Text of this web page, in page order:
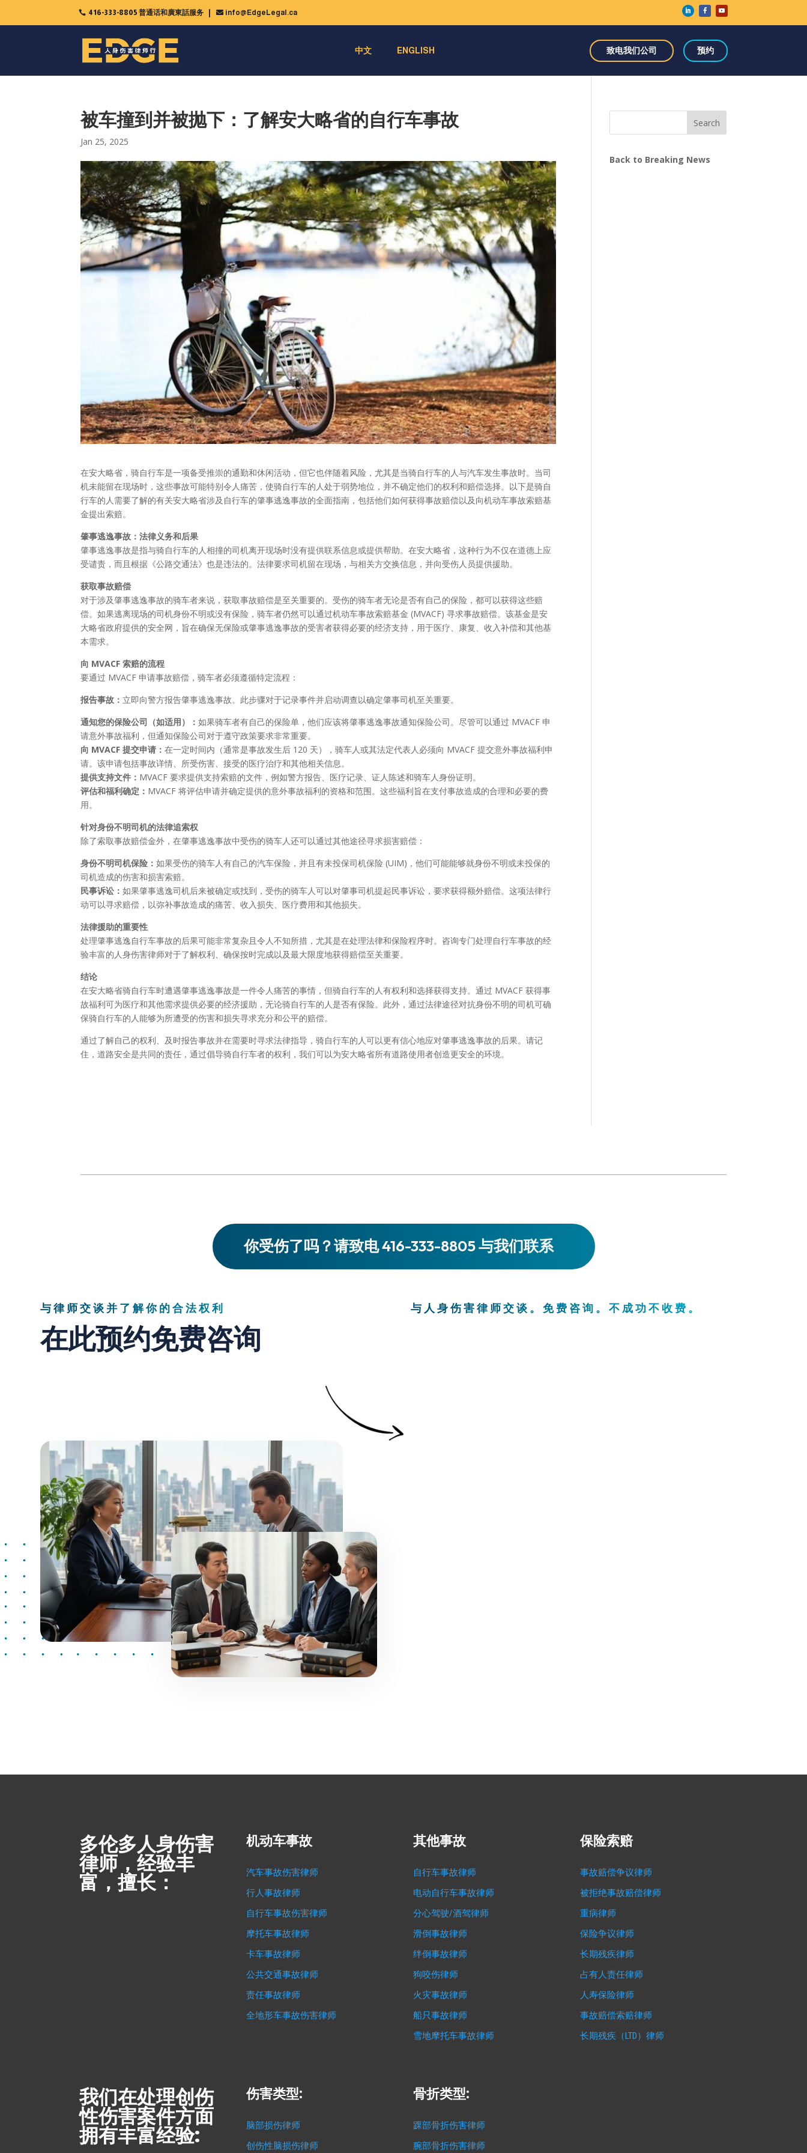
416-333-8805 普通话和廣東話服务  info@EdgeLegal.ca
中文 ENGLISH 致电我们公司 预约
被车撞到并被抛下：了解安大略省的自行车事故
Jan 25, 2025
在安大略省，骑自行车是一项备受推崇的通勤和休闲活动，但它也伴随着风险，尤其是当骑自行车的人与汽车发生事故时。当司
机未能留在现场时，这些事故可能特别令人痛苦，使骑自行车的人处于弱势地位，并不确定他们的权利和赔偿选择。以下是骑自
行车的人需要了解的有关安大略省涉及自行车的肇事逃逸事故的全面指南，包括他们如何获得事故赔偿以及向机动车事故索赔基
金提出索赔。
肇事逃逸事故：法律义务和后果
肇事逃逸事故是指与骑自行车的人相撞的司机离开现场时没有提供联系信息或提供帮助。在安大略省，这种行为不仅在道德上应
受谴责，而且根据《公路交通法》也是违法的。法律要求司机留在现场，与相关方交换信息，并向受伤人员提供援助。
获取事故赔偿
对于涉及肇事逃逸事故的骑车者来说，获取事故赔偿是至关重要的。受伤的骑车者无论是否有自己的保险，都可以获得这些赔
偿。如果逃离现场的司机身份不明或没有保险，骑车者仍然可以通过机动车事故索赔基金 (MVACF) 寻求事故赔偿。该基金是安
大略省政府提供的安全网，旨在确保无保险或肇事逃逸事故的受害者获得必要的经济支持，用于医疗、康复、收入补偿和其他基
本需求。
向 MVACF 索赔的流程
要通过 MVACF 申请事故赔偿，骑车者必须遵循特定流程：
报告事故： 立即向警方报告肇事逃逸事故。此步骤对于记录事件并启动调查以确定肇事司机至关重要。
通知您的保险公司（如适用）：如果骑车者有自己的保险单，他们应该将肇事逃逸事故通知保险公司。尽管可以通过 MVACF 申
请意外事故福利，但通知保险公司对于遵守政策要求非常重要。
向 MVACF 提交申请：在一定时间内（通常是事故发生后 120 天），骑车人或其法定代表人必须向 MVACF 提交意外事故福利申
请。该申请包括事故详情、所受伤害、接受的医疗治疗和其他相关信息。
提供支持文件： MVACF 要求提供支持索赔的文件，例如警方报告、医疗记录、证人陈述和骑车人身份证明。
评估和福利确定： MVACF 将评估申请并确定提供的意外事故福利的资格和范围。这些福利旨在支付事故造成的合理和必要的费
用。
针对身份不明司机的法律追索权
除了索取事故赔偿金外，在肇事逃逸事故中受伤的骑车人还可以通过其他途径寻求损害赔偿：
身份不明司机保险：如果受伤的骑车人有自己的汽车保险，并且有未投保司机保险 (UIM)，他们可能能够就身份不明或未投保的
司机造成的伤害和损害索赔。
民事诉讼：如果肇事逃逸司机后来被确定或找到，受伤的骑车人可以对肇事司机提起民事诉讼，要求获得额外赔偿。这项法律行
动可以寻求赔偿，以弥补事故造成的痛苦、收入损失、医疗费用和其他损失。
法律援助的重要性
处理肇事逃逸自行车事故的后果可能非常复杂且令人不知所措，尤其是在处理法律和保险程序时。咨询专门处理自行车事故的经
验丰富的人身伤害律师对于了解权利、确保按时完成以及最大限度地获得赔偿至关重要。
结论
在安大略省骑自行车时遭遇肇事逃逸事故是一件令人痛苦的事情，但骑自行车的人有权利和选择获得支持。通过 MVACF 获得事
故福利可为医疗和其他需求提供必要的经济援助，无论骑自行车的人是否有保险。此外，通过法律途径对抗身份不明的司机可确
保骑自行车的人能够为所遭受的伤害和损失寻求充分和公平的赔偿。
通过了解自己的权利、及时报告事故并在需要时寻求法律指导，骑自行车的人可以更有信心地应对肇事逃逸事故的后果。请记
住，道路安全是共同的责任，通过倡导骑自行车者的权利，我们可以为安大略省所有道路使用者创造更安全的环境。
Search
Back to Breaking News
你受伤了吗？请致电 416-333-8805 与我们联系
与律师交谈并了解你的合法权利
在此预约免费咨询
与人身伤害律师交谈。免费咨询。不成功不收费。
多伦多人身伤害
律师，经验丰
富，擅长：
机动车事故
汽车事故伤害律师
行人事故律师
自行车事故伤害律师
摩托车事故律师
卡车事故律师
公共交通事故律师
责任事故律师
全地形车事故伤害律师
其他事故
自行车事故律师
电动自行车事故律师
分心驾驶/酒驾律师
滑倒事故律师
绊倒事故律师
狗咬伤律师
火灾事故律师
船只事故律师
雪地摩托车事故律师
保险索赔
事故赔偿争议律师
被拒绝事故赔偿律师
重病律师
保险争议律师
长期残疾律师
占有人责任律师
人寿保险律师
事故赔偿索赔律师
长期残疾（LTD）律师
我们在处理创伤
性伤害案件方面
拥有丰富经验:
伤害类型:
脑部损伤律师
创伤性脑损伤律师
骨折类型:
踝部骨折伤害律师
腕部骨折伤害律师